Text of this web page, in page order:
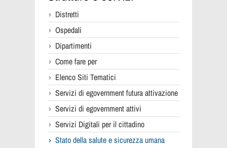
Distretti
Ospedali
Dipartimenti
Come fare per
Elenco Siti Tematici
Servizi di egovernment futura attivazione
Servizi di egovernment attivi
Servizi Digitali per il cittadino
Stato della salute e sicurezza umana